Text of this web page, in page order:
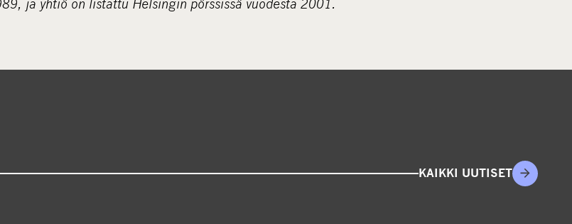
ja yhtiö on listattu Helsingin pörssissä vuodesta 2001.
KAIKKI UUTISET